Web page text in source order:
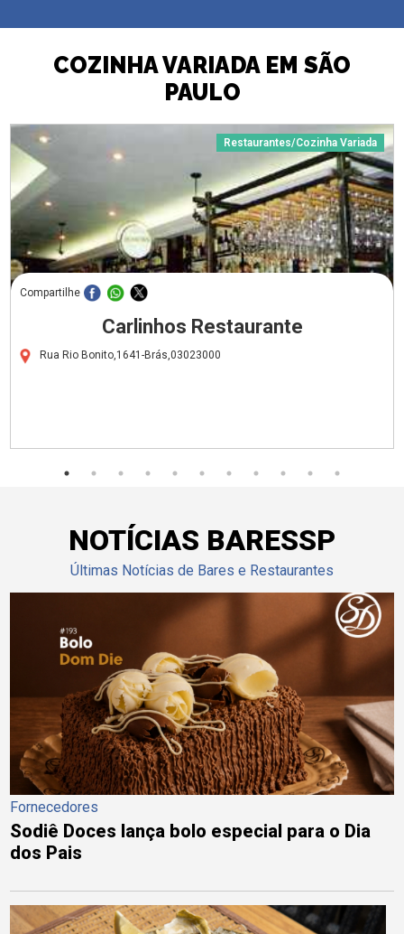
COZINHA VARIADA EM SÃO
PAULO
Restaurantes/Cozinha Variada
Compartilhe
Carlinhos Restaurante
Rua Rio Bonito,1641-Brás,03023000
NOTÍCIAS BARESSP
Últimas Notícias de Bares e Restaurantes
Fornecedores
Sodiê Doces lança bolo especial para o Dia
dos Pais